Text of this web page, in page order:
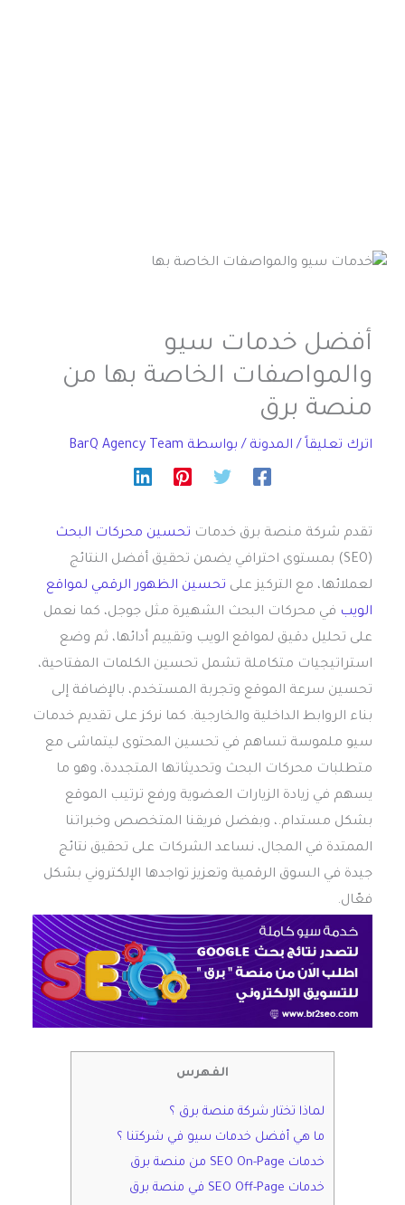
أفضل خدمات سيو
والمواصفات الخاصة بها من
منصة برق
اترك تعليقاً / المدونة / بواسطة BarQ Agency Team
تقدم شركة منصة برق خدمات تحسين محركات البحث
(SEO) بمستوى احترافي يضمن تحقيق أفضل النتائج
لعملائها، مع التركيز على تحسين الظهور الرقمي لمواقع
الويب في محركات البحث الشهيرة مثل جوجل، كما نعمل
على تحليل دقيق لمواقع الويب وتقييم أدائها، ثم وضع
استراتيجيات متكاملة تشمل تحسين الكلمات المفتاحية،
تحسين سرعة الموقع وتجربة المستخدم، بالإضافة إلى
بناء الروابط الداخلية والخارجية. كما نركز على تقديم خدمات
سيو ملموسة تساهم في تحسين المحتوى ليتماشى مع
متطلبات محركات البحث وتحديثاتها المتجددة، وهو ما
يسهم في زيادة الزيارات العضوية ورفع ترتيب الموقع
بشكل مستدام.، وبفضل فريقنا المتخصص وخبراتنا
الممتدة في المجال، نساعد الشركات على تحقيق نتائج
جيدة في السوق الرقمية وتعزيز تواجدها الإلكتروني بشكل
فعّال.
الفهرس
لماذا تختار شركة منصة برق ؟
ما هي أفضل خدمات سيو في شركتنا ؟
خدمات SEO On-Page من منصة برق
خدمات SEO Off-Page في منصة برق